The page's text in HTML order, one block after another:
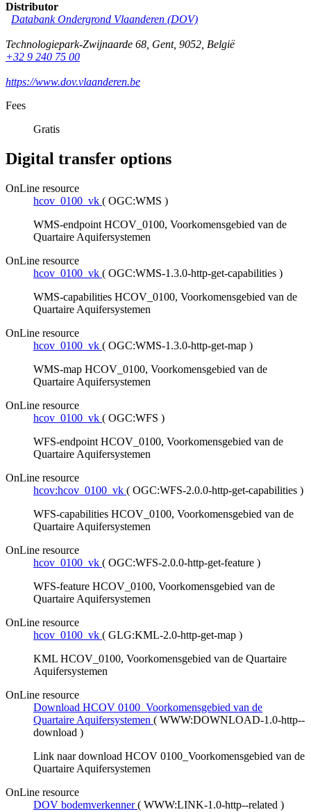
Distributor
Databank Ondergrond Vlaanderen (DOV)
Technologiepark-Zwijnaarde 68, Gent, 9052, België
+32 9 240 75 00
https://www.dov.vlaanderen.be
Fees
Gratis
Digital transfer options
OnLine resource
hcov_0100_vk ( OGC:WMS )
WMS-endpoint HCOV_0100, Voorkomensgebied van de
Quartaire Aquifersystemen
OnLine resource
hcov_0100_vk ( OGC:WMS-1.3.0-http-get-capabilities )
WMS-capabilities HCOV_0100, Voorkomensgebied van de
Quartaire Aquifersystemen
OnLine resource
hcov_0100_vk ( OGC:WMS-1.3.0-http-get-map )
WMS-map HCOV_0100, Voorkomensgebied van de
Quartaire Aquifersystemen
OnLine resource
hcov_0100_vk ( OGC:WFS )
WFS-endpoint HCOV_0100, Voorkomensgebied van de
Quartaire Aquifersystemen
OnLine resource
hcov:hcov_0100_vk ( OGC:WFS-2.0.0-http-get-capabilities )
WFS-capabilities HCOV_0100, Voorkomensgebied van de
Quartaire Aquifersystemen
OnLine resource
hcov_0100_vk ( OGC:WFS-2.0.0-http-get-feature )
WFS-feature HCOV_0100, Voorkomensgebied van de
Quartaire Aquifersystemen
OnLine resource
hcov_0100_vk ( GLG:KML-2.0-http-get-map )
KML HCOV_0100, Voorkomensgebied van de Quartaire
Aquifersystemen
OnLine resource
Download HCOV 0100_Voorkomensgebied van de
Quartaire Aquifersystemen ( WWW:DOWNLOAD-1.0-http--
download )
Link naar download HCOV 0100_Voorkomensgebied van de
Quartaire Aquifersystemen
OnLine resource
DOV bodemverkenner ( WWW:LINK-1.0-http--related )